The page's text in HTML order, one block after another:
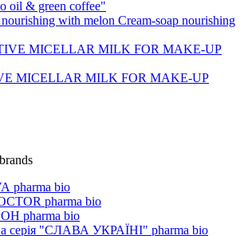
oil & green coffee"
Cream-soap nourishing
MICELLAR MILK FOR MAKE-UP
pharma bio
pharma bio
pharma bio
pharma bio